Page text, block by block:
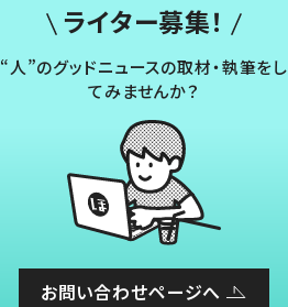
ライター募集！
“人”のグッドニュースの取材・執筆をし
てみませんか？
お問い合わせページへ